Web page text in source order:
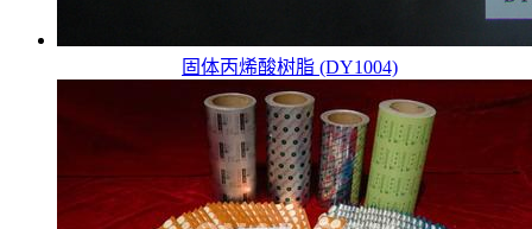
固体丙烯酸树脂 (DY1004)